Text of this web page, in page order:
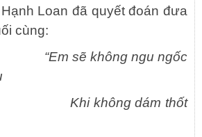
Loan đã quyết đoán đưa
cùng:
“Em sẽ không ngu ngốc
dám thốt